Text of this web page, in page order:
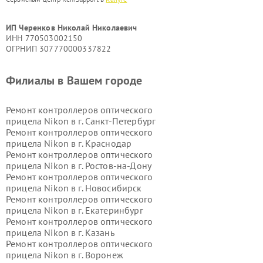
ИП Черенков Николай Николаевич
ИНН 770503002150
ОГРНИП 307770000337822
Филиалы в Вашем городе
Ремонт контроллеров оптического
прицела Nikon в г. Санкт-Петербург
Ремонт контроллеров оптического
прицела Nikon в г. Краснодар
Ремонт контроллеров оптического
прицела Nikon в г. Ростов-на-Дону
Ремонт контроллеров оптического
прицела Nikon в г. Новосибирск
Ремонт контроллеров оптического
прицела Nikon в г. Екатеринбург
Ремонт контроллеров оптического
прицела Nikon в г. Казань
Ремонт контроллеров оптического
прицела Nikon в г. Воронеж